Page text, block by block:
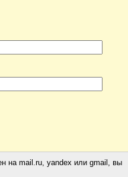
на mail.ru, yandex или gmail, вы